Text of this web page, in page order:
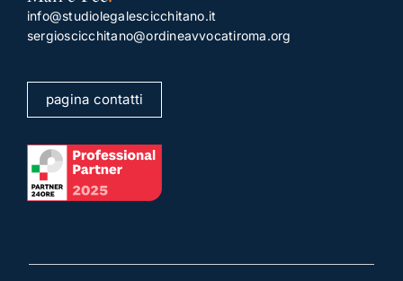
info@studiolegalescicchitano.it
sergioscicchitano@ordineavvocatiroma.org
pagina contatti